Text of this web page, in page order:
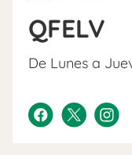
QFELV
De Lunes a